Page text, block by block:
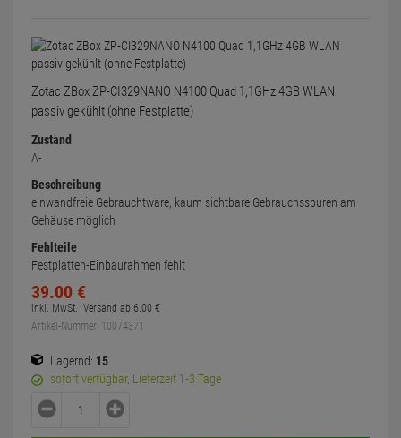
Zotac ZBox ZP-CI329NANO N4100 Quad 1,1GHz 4GB WLAN
passiv gekühlt (ohne Festplatte)
Zustand
A-
Beschreibung
einwandfreie Gebrauchtware, kaum sichtbare Gebrauchsspuren am
Gehäuse möglich
Fehlteile
Festplatten-Einbaurahmen fehlt
39.00 €
inkl. MwSt. Versand ab 6.00 €
Artikel-Nummer: 10074371
Lagernd: 15
sofort verfügbar, Lieferzeit 1-3 Tage